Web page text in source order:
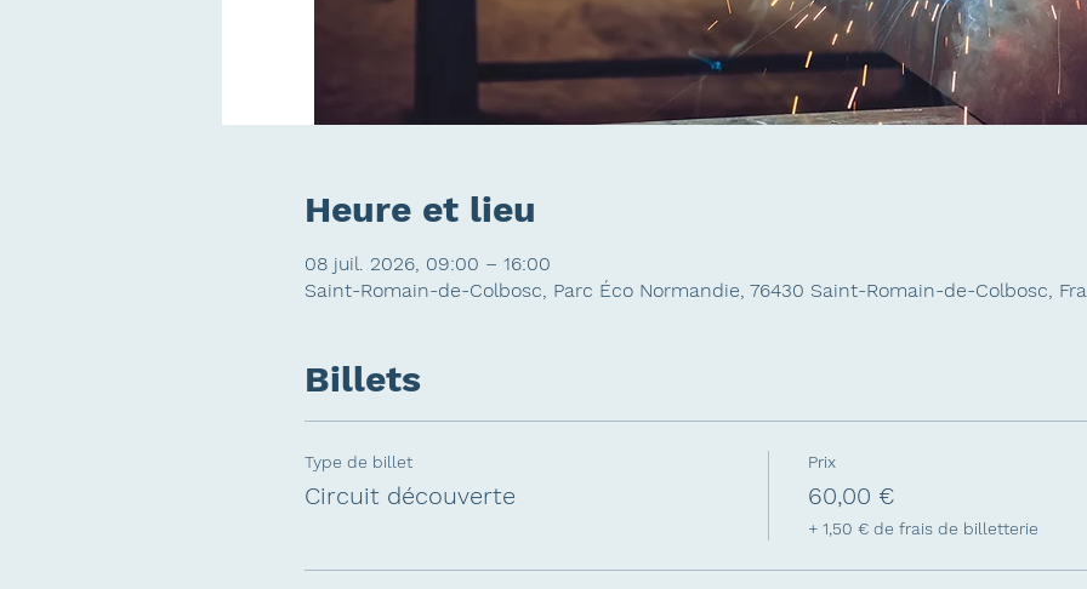
Heure et lieu
08 juil. 2026, 09:00 – 16:00
Saint-Romain-de-Colbosc, Parc Éco Normandie, 76430 Saint-Romain-de-Colbosc,
Billets
Type de billet
Circuit découverte
Prix
60,00 €
+ 1,50 € de frais de billetterie